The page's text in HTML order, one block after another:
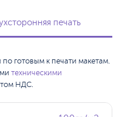
печать
готовым к печати макетам.
техническими
НДС.